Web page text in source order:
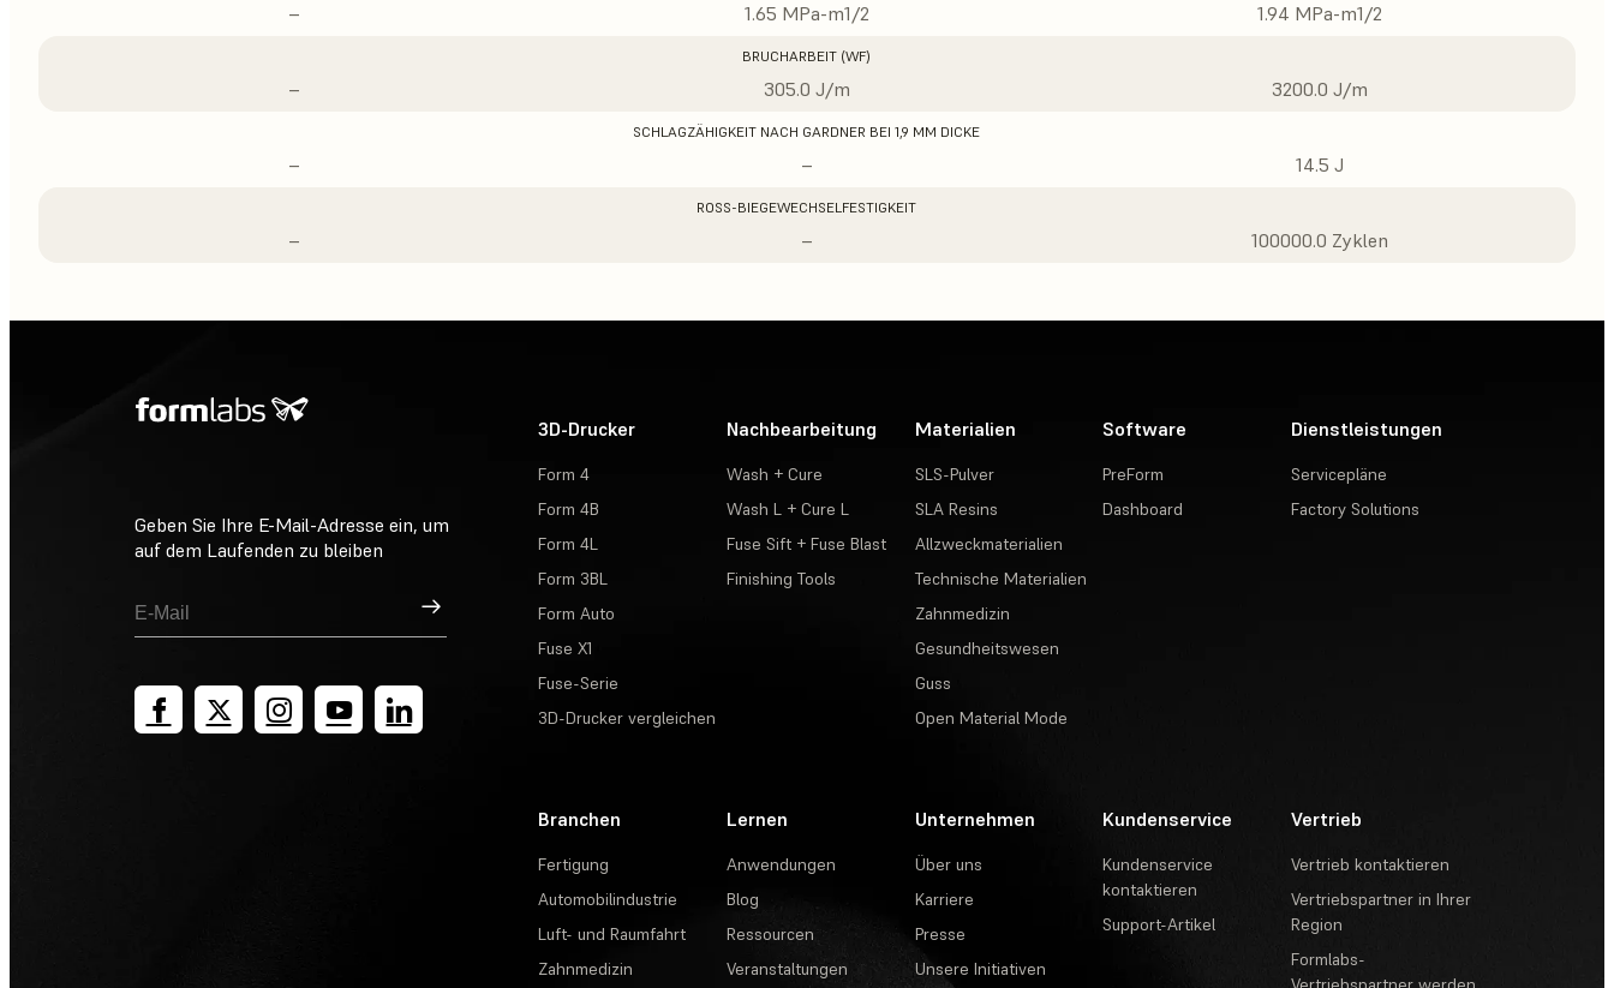
– 1.65 MPa-m1/2 1.94 MPa-m1/2
BRUCHARBEIT (WF)
– 305.0 J/m 3200.0 J/m
SCHLAGZÄHIGKEIT NACH GARDNER BEI 1,9 MM DICKE
– – 14.5 J
ROSS-BIEGEWECHSELFESTIGKEIT
– – 100000.0 Zyklen
Geben Sie Ihre E-Mail-Adresse ein, um
auf dem Laufenden zu bleiben
Registrieren
3D-Drucker
Form 4
Form 4B
Form 4L
Form 3BL
Form Auto
Fuse X1
Fuse-Serie
3D-Drucker vergleichen
Nachbearbeitung
Wash + Cure
Wash L + Cure L
Fuse Sift + Fuse Blast
Finishing Tools
Materialien
SLS-Pulver
SLA Resins
Allzweckmaterialien
Technische Materialien
Zahnmedizin
Gesundheitswesen
Guss
Open Material Mode
Software
PreForm
Dashboard
Dienstleistungen
Servicepläne
Factory Solutions
Branchen
Fertigung
Automobilindustrie
Luft- und Raumfahrt
Zahnmedizin
Lernen
Anwendungen
Blog
Ressourcen
Veranstaltungen
Unternehmen
Über uns
Karriere
Presse
Unsere Initiativen
Kundenservice
Kundenservice
kontaktieren
Support-Artikel
Vertrieb
Vertrieb kontaktieren
Vertriebspartner in Ihrer
Region
Formlabs-